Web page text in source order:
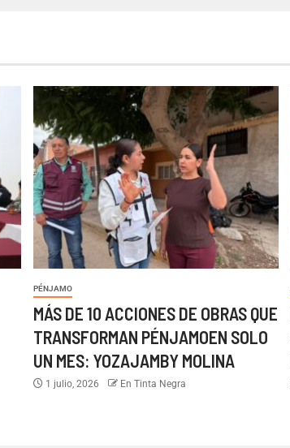
PÉNJAMO
MÁS DE 10 ACCIONES DE OBRAS QUE
TRANSFORMAN PÉNJAMOEN SOLO
UN MES: YOZAJAMBY MOLINA
1 julio, 2026 En Tinta Negra